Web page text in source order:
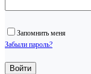
Запомнить меня
Забыли пароль?